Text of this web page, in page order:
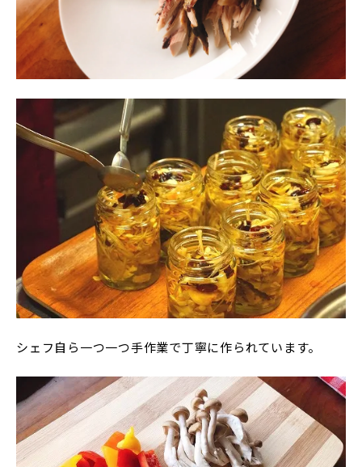
シェフ自ら一つ一つ手作業で丁寧に作られています。